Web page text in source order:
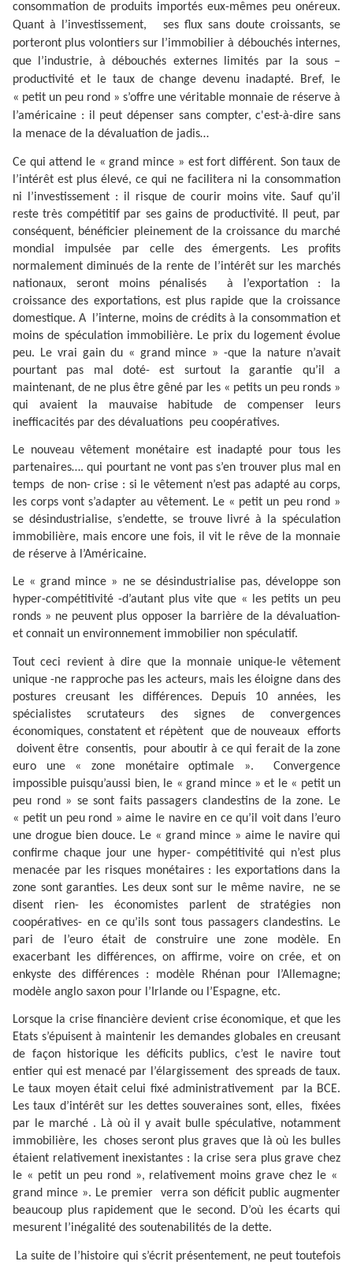
consommation de produits importés eux-mêmes peu onéreux.
Quant à l’investissement,
ses flux sans doute croissants, se
porteront plus volontiers sur l’immobilier à débouchés internes,
que l’industrie, à débouchés externes limités par la sous –
productivité et le taux de change devenu inadapté. Bref, le
« petit un peu rond » s’offre une véritable monnaie de réserve à
l’américaine : il peut dépenser sans compter, c'est-à-dire sans
la menace de la dévaluation de jadis…
Ce qui attend le « grand mince » est fort différent. Son taux de
l’intérêt est plus élevé, ce qui ne facilitera ni la consommation
ni l’investissement : il risque de courir moins vite. Sauf qu’il
reste très compétitif par ses gains de productivité. Il peut, par
conséquent, bénéficier pleinement de la croissance du marché
mondial impulsée par celle des émergents. Les profits
normalement diminués de la rente de l’intérêt sur les marchés
nationaux, seront moins pénalisés
à l’exportation : la
croissance des exportations, est plus rapide que la croissance
domestique. A
l’interne, moins de crédits à la consommation et
moins de spéculation immobilière. Le prix du logement évolue
peu. Le vrai gain du « grand mince » -que la nature n’avait
pourtant pas mal doté- est surtout la garantie qu’il a
maintenant, de ne plus être gêné par les « petits un peu ronds »
qui avaient la mauvaise habitude de compenser leurs
inefficacités par des dévaluations peu coopératives.
Le nouveau vêtement monétaire est inadapté pour tous les
partenaires…. qui pourtant ne vont pas s’en trouver plus mal en
temps de non- crise : si le vêtement n’est pas adapté au corps,
les corps vont s’adapter au vêtement. Le « petit un peu rond »
se désindustrialise, s’endette, se trouve livré à la spéculation
immobilière, mais encore une fois, il vit le rêve de la monnaie
de réserve à l’Américaine.
Le « grand mince » ne se désindustrialise pas, développe son
hyper-compétitivité -d’autant plus vite que « les petits un peu
ronds » ne peuvent plus opposer la barrière de la dévaluation-
et connait un environnement immobilier non spéculatif.
Tout ceci revient à dire que la monnaie unique-le vêtement
unique -ne rapproche pas les acteurs, mais les éloigne dans des
postures creusant les différences. Depuis 10 années, les
spécialistes scrutateurs des signes de convergences
économiques, constatent et répètent
que de nouveaux
efforts
doivent être consentis,
pour aboutir à ce qui ferait de la zone
euro une « zone monétaire optimale ».
Convergence
impossible puisqu’aussi bien, le « grand mince » et le « petit un
peu rond » se sont faits passagers clandestins de la zone. Le
« petit un peu rond » aime le navire en ce qu’il voit dans l’euro
une drogue bien douce. Le « grand mince » aime le navire qui
confirme chaque jour une hyper- compétitivité qui n’est plus
menacée par les risques monétaires : les exportations dans la
zone sont garanties. Les deux sont sur le même navire,
ne se
disent rien- les économistes parlent de stratégies non
coopératives- en ce qu’ils sont tous passagers clandestins. Le
pari de l’euro était de construire une zone modèle. En
exacerbant les différences, on affirme, voire on crée, et on
enkyste des différences : modèle Rhénan pour l’Allemagne;
modèle anglo saxon pour l’Irlande ou l’Espagne, etc.
Lorsque la crise financière devient crise économique, et que les
Etats s’épuisent à maintenir les demandes globales en creusant
de façon historique les déficits publics, c’est le navire tout
entier qui est menacé par l’élargissement des spreads de taux.
Le taux moyen était celui fixé administrativement
par la BCE.
Les taux d’intérêt sur les dettes souveraines sont, elles,
fixées
par le marché . Là où il y avait bulle spéculative, notamment
immobilière, les choses seront plus graves que là où les bulles
étaient relativement inexistantes : la crise sera plus grave chez
le « petit un peu rond », relativement moins grave chez le «
grand mince ». Le premier
verra son déficit public augmenter
beaucoup plus rapidement que le second. D’où les écarts qui
mesurent l’inégalité des soutenabilités de la dette.
La suite de l’histoire qui s’écrit présentement, ne peut toutefois